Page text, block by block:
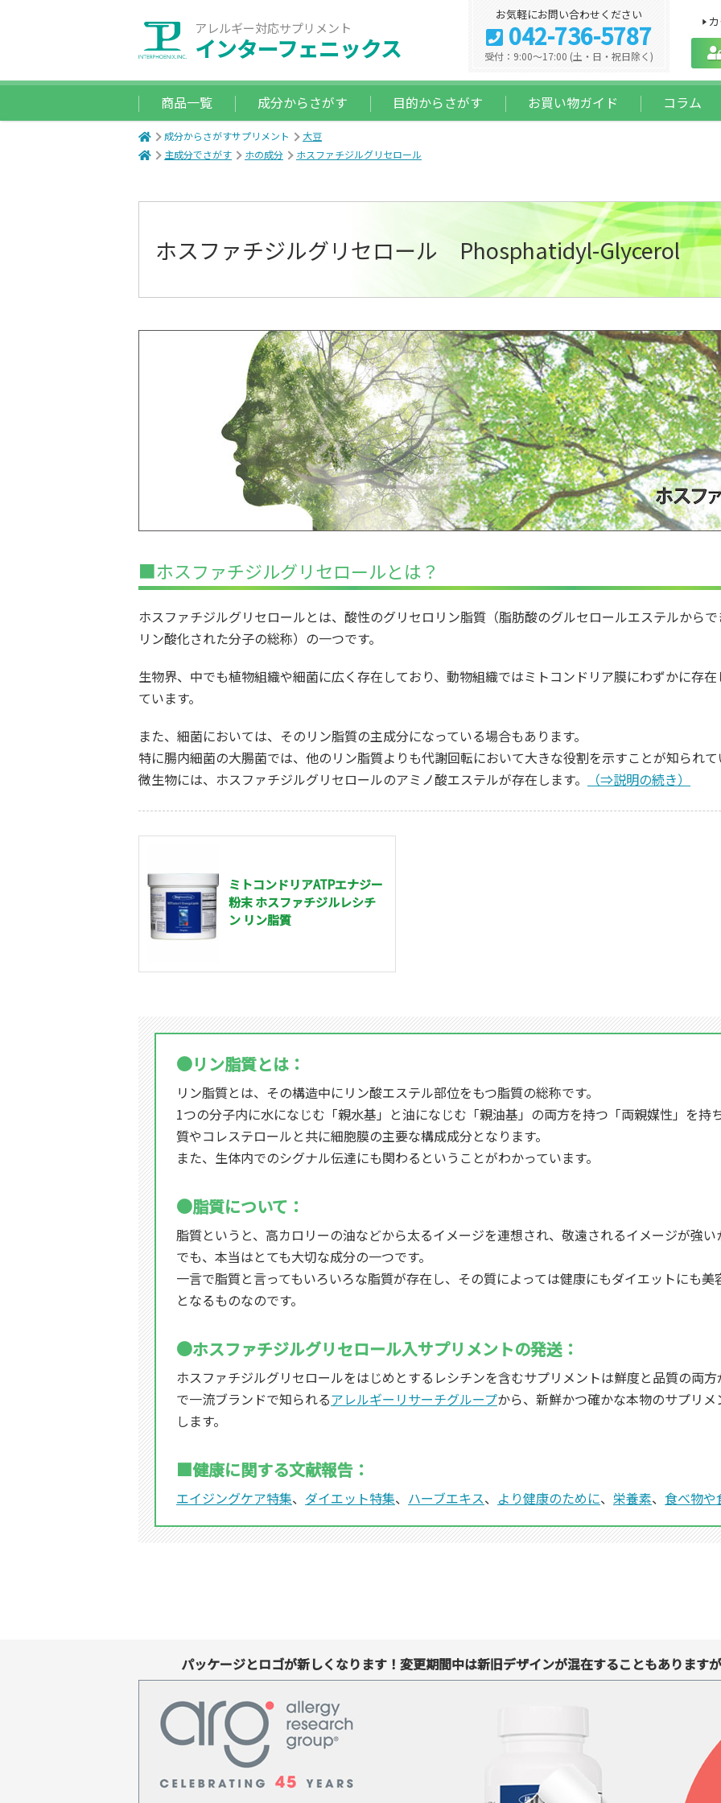
アレルギー対応サプリメント
インターフェニックス
商品一覧 成分からさがす 目的からさがす お買い物ガイド コラム
お気軽にお問い合わせください
042-736-5787
受付：9:00～17:00 (土・日・祝日除く)
成分からさがすサプリメント
大豆
主成分でさがす
ホの成分 ホスファチジルグリセロール
ホスファチジルグリセロール Phosphatidyl-Glycerol
■ホスファチジルグリセロールとは？
ホスファチジルグリセロールとは、酸性のグリセロリン脂質（脂肪酸のグルセロールエステルから
リン酸化された分子の総称）の一つです。
生物界、中でも植物組織や細菌に広く存在しており、動物組織ではミトコンドリア膜にわずかに存
ています。
また、細菌においては、そのリン脂質の主成分になっている場合もあります。
特に腸内細菌の大腸菌では、他のリン脂質よりも代謝回転において大きな役割を示すことが知られて
微生物には、ホスファチジルグリセロールのアミノ酸エステルが存在します。
（⇒説明の続き）
ミトコンドリアATPエナジー
粉末 ホスファチジルレシチ
ン リン脂質
●リン脂質とは：
リン脂質とは、その構造中にリン酸エステル部位をもつ脂質の総称です。
1つの分子内に水になじむ「親水基」と油になじむ「親油基」の両方を持つ「両親媒性」を持
質やコレステロールと共に細胞膜の主要な構成成分となります。
また、生体内でのシグナル伝達にも関わるということがわかっています。
●脂質について：
脂質というと、高カロリーの油などから太るイメージを連想され、敬遠されるイメージが強
でも、本当はとても大切な成分の一つです。
一言で脂質と言ってもいろいろな脂質が存在し、その質によっては健康にもダイエットにも
となるものなのです。
●ホスファチジルグリセロール入サプリメントの発送：
ホスファチジルグリセロールをはじめとするレシチンを含むサプリメントは鮮度と品質の両
で一流ブランドで知られるアレルギーリサーチグループから、新鮮かつ確かな本物のサプリ
します。
■健康に関する文献報告：
エイジングケア特集、 ダイエット特集、 ハーブエキス、 より健康のために、 栄養素、 食べ物や
パッケージとロゴが新しくなります！変更期間中は新旧デザインが混在することもあります